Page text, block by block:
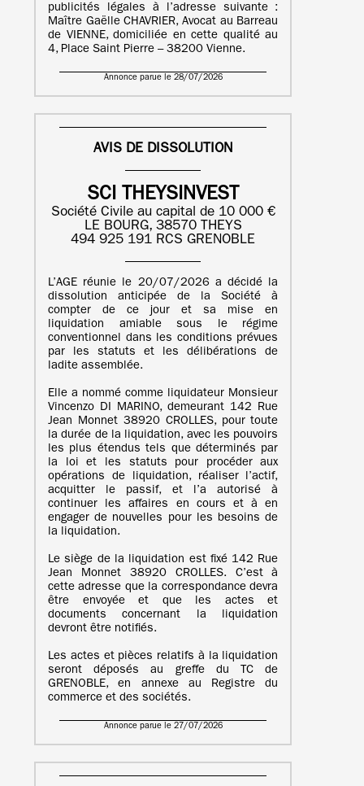
publicités légales à l’adresse suivante :
Maître Gaëlle CHAVRIER, Avocat au Barreau
de VIENNE, domiciliée en cette qualité au
4, Place Saint Pierre – 38200 Vienne.
Annonce parue le 28/07/2026
AVIS DE DISSOLUTION
SCI THEYSINVEST
Société Civile au capital de 10 000 €
LE BOURG, 38570 THEYS
494 925 191 RCS GRENOBLE
L’AGE réunie le 20/07/2026 a décidé la
dissolution anticipée de la Société à
compter de ce jour et sa mise en
liquidation amiable sous le régime
conventionnel dans les conditions prévues
par les statuts et les délibérations de
ladite assemblée.
Elle a nommé comme liquidateur Monsieur
Vincenzo DI MARINO, demeurant 142 Rue
Jean Monnet 38920 CROLLES, pour toute
la durée de la liquidation, avec les pouvoirs
les plus étendus tels que déterminés par
la loi et les statuts pour procéder aux
opérations de liquidation, réaliser l’actif,
acquitter le passif, et l’a autorisé à
continuer les affaires en cours et à en
engager de nouvelles pour les besoins de
la liquidation.
Le siège de la liquidation est fixé 142 Rue
Jean Monnet 38920 CROLLES. C’est à
cette adresse que la correspondance devra
être envoyée et que les actes et
documents concernant la liquidation
devront être notifiés.
Les actes et pièces relatifs à la liquidation
seront déposés au greffe du TC de
GRENOBLE, en annexe au Registre du
commerce et des sociétés.
Annonce parue le 27/07/2026